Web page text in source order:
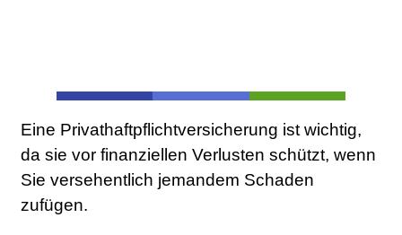
Eine Privathaftpflichtversicherung ist wichtig,
da sie vor finanziellen Verlusten schützt, wenn
Sie versehentlich jemandem Schaden
zufügen.